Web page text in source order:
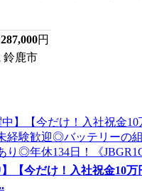
287,000円
鈴鹿市
】【今だけ！入社祝金10